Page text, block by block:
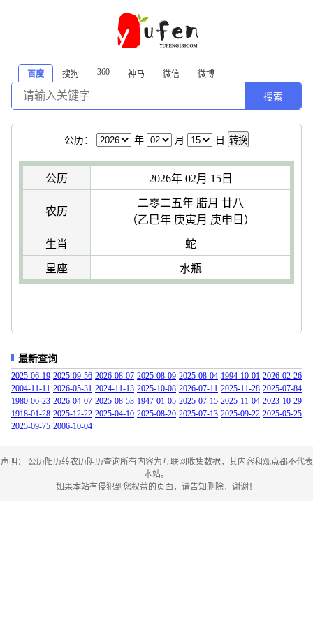
百度 搜狗 360 神马 微信 微博
搜索
公历： 年 月 日 转换
公历 2026年 02月 15日
农历
二零二五年 腊月 廿八
（乙巳年 庚寅月 庚申日）
生肖 蛇
星座 水瓶
最新查询
2025-06-19 2025-09-56 2026-08-07 2025-08-09 2025-08-04 1994-10-01 2026-02-26
2004-11-11 2026-05-31 2024-11-13 2025-10-08 2026-07-11 2025-11-28 2025-07-84
1980-06-23 2026-04-07 2025-08-53 1947-01-05 2025-07-15 2025-11-04 2023-10-29
1918-01-28 2025-12-22 2025-04-10 2025-08-20 2025-07-13 2025-09-22 2025-05-25
2025-09-75 2006-10-04
声明： 公历阳历转农历阴历查询所有内容为互联网收集数据，其内容和观点都不代表
本站。
如果本站有侵犯到您权益的页面，请告知删除，谢谢！